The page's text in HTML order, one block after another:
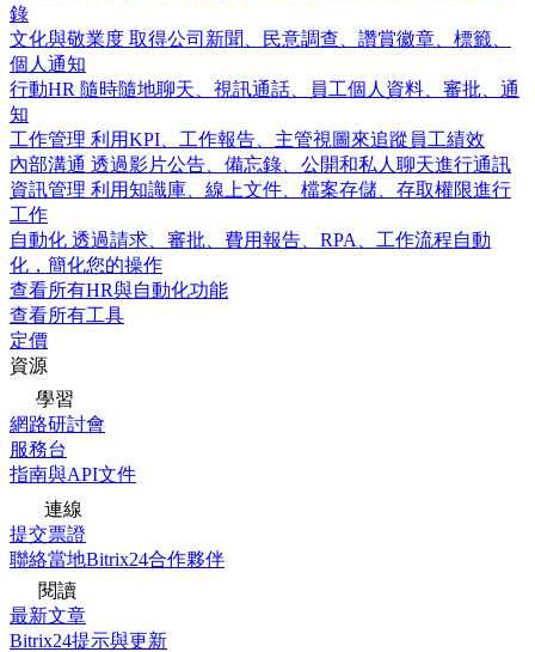
錄
文化與敬業度 取得公司新聞、民意調查、讚賞徽章、標籤、
個人通知
行動HR 隨時隨地聊天、視訊通話、員工個人資料、審批、通
知
工作管理 利用KPI、工作報告、主管視圖來追蹤員工績效
內部溝通 透過影片公告、備忘錄、公開和私人聊天進行通訊
資訊管理 利用知識庫、線上文件、檔案存儲、存取權限進行
工作
自動化 透過請求、審批、費用報告、RPA、工作流程自動
化，簡化您的操作
查看所有HR與自動化功能
查看所有工具
定價
資源
學習
網路研討會
服務台
指南與API文件
連線
提交票證
聯絡當地Bitrix24合作夥伴
閱讀
最新文章
Bitrix24提示與更新